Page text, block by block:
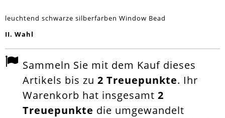
leuchtend schwarze silberfarben Window Bead
II. Wahl
Sammeln Sie mit dem Kauf dieses
Artikels bis zu 2 Treuepunkte. Ihr
Warenkorb hat insgesamt 2
Treuepunkte die umgewandelt